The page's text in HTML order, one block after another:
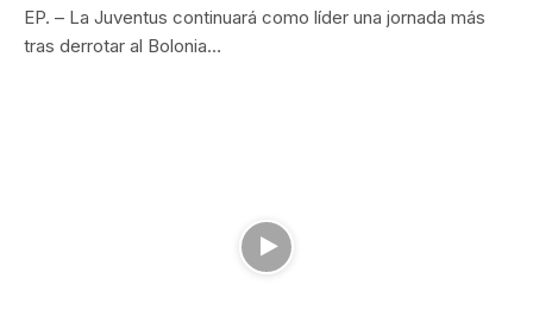
EP. – La Juventus continuará como líder una jornada más
tras derrotar al Bolonia…